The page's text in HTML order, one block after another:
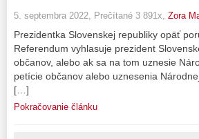
5. septembra 2022, Prečítané 3 891x, Zora
Prezidentka Slovenskej republiky opäť
Referendum vyhlasuje prezident
občanov, alebo ak sa na tom uznesie
petície občanov alebo uznesenia
[…]
Pokračovanie článku